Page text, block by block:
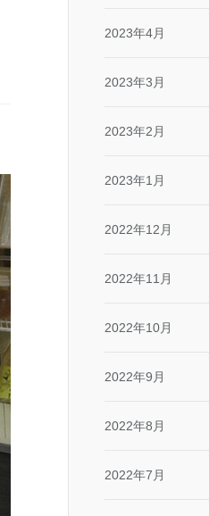
2023年4月
2023年3月
2023年2月
2023年1月
2022年12月
2022年11月
2022年10月
2022年9月
2022年8月
2022年7月